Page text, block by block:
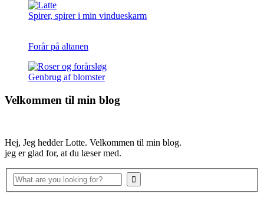
Spirer, spirer i min vindueskarm
Forår på altanen
Genbrug af blomster
Velkommen til min blog
Hej, Jeg hedder Lotte. Velkommen til min blog.
jeg er glad for, at du læser med.